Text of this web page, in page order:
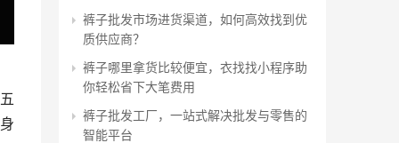
裤子批发市场进货渠道，如何高效找到优
质供应商？
裤子哪里拿货比较便宜，衣找找小程序助
你轻松省下大笔费用
裤子批发工厂，一站式解决批发与零售的
智能平台